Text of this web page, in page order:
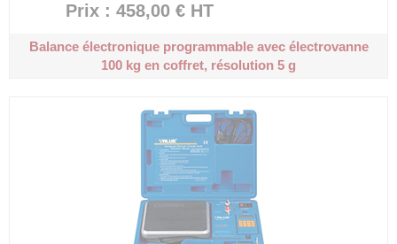
Prix : 458,00 € HT
Balance électronique programmable avec électrovanne
100 kg en coffret, résolution 5 g